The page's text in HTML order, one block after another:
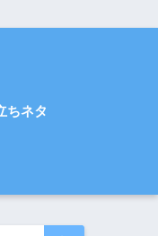
ちネタ